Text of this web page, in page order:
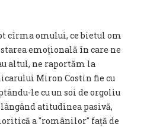
cîrma omului, ce bietul om
emoțională în care ne
altul, ne raportăm la
Miron Costin fie cu
le cu un soi de orgoliu
atitudinea pasivă,
a ″românilor″ față de